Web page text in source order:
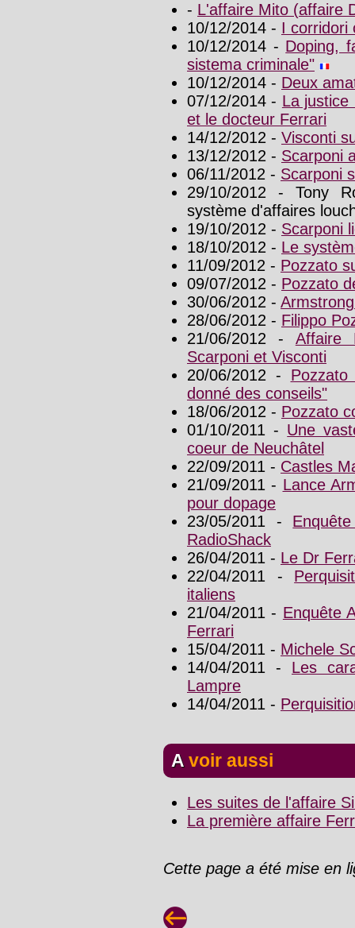
- L'affaire Mito (affaire
10/12/2014 - I corridori
10/12/2014 - Doping,
sistema criminale"
10/12/2014 - Deux
07/12/2014 - La justice
et le docteur Ferrari
14/12/2012 - Visconti
13/12/2012 - Scarponi
06/11/2012 - Scarponi
29/10/2012 - Tony
système d'affaires
19/10/2012 - Scarponi
18/10/2012 - Le
11/09/2012 - Pozzato
09/07/2012 - Pozzato
30/06/2012 -
28/06/2012 - Filippo
21/06/2012 - Affaire
Scarponi et Visconti
20/06/2012 -
donné des conseils"
18/06/2012 - Pozzato
01/10/2011 - Une
coeur de Neuchâtel
22/09/2011 - Castles
21/09/2011 - Lance
pour dopage
23/05/2011 -
RadioShack
26/04/2011 - Le Dr
22/04/2011 -
italiens
21/04/2011 - Enquête
Ferrari
15/04/2011 - Michele
14/04/2011 - Les
Lampre
14/04/2011 -
A voir aussi
Les suites de l'affaire
La première affaire
Cette page a été mise en